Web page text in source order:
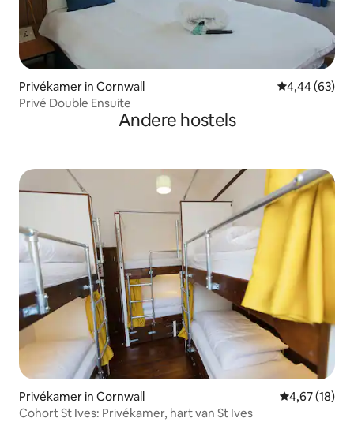
Privékamer in Cornwall Gemiddelde
4,44 (63)
Privé Double Ensuite
Andere hostels
Privékamer in Cornwall Gemiddelde
4,67 (18)
Cohort St Ives: Privékamer, hart van St Ives